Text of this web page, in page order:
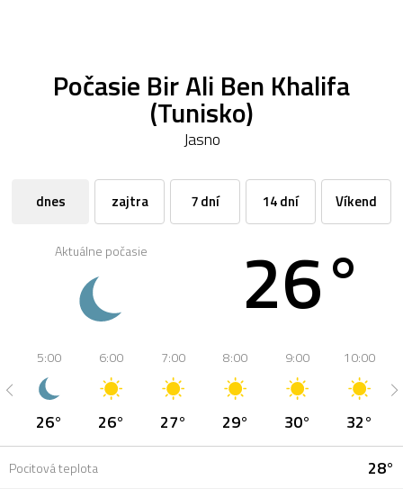
Počasie Bir Ali Ben Khalifa
(Tunisko)
Jasno
dnes zajtra 7 dní 14 dní Víkend
Aktuálne počasie 26°
5:00
26°
6:00
26°
7:00
27°
8:00
29°
9:00
30°
10:00
32°
Pocitová teplota 28°